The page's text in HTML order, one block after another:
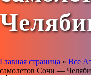
Главная страница » Все
самолетов Сочи —